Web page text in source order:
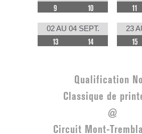
9 10 11
02 AU 04 SEPT.
13 14
23
15
Qualification
Classique de
@
Circuit Mont-